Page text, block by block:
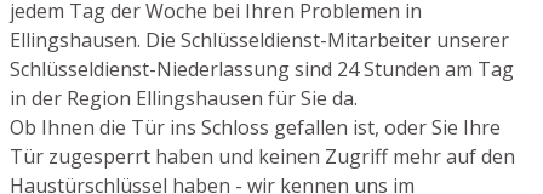
jedem Tag der Woche bei Ihren Problemen in
Ellingshausen. Die Schlüsseldienst-Mitarbeiter unserer
Schlüsseldienst-Niederlassung sind 24 Stunden am Tag
in der Region Ellingshausen für Sie da.
Ob Ihnen die Tür ins Schloss gefallen ist, oder Sie Ihre
Tür zugesperrt haben und keinen Zugriff mehr auf den
Haustürschlüssel haben - wir kennen uns im